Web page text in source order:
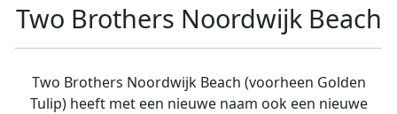
Two Brothers Noordwijk Beach
Two Brothers Noordwijk Beach (voorheen Golden
Tulip) heeft met een nieuwe naam ook een nieuwe